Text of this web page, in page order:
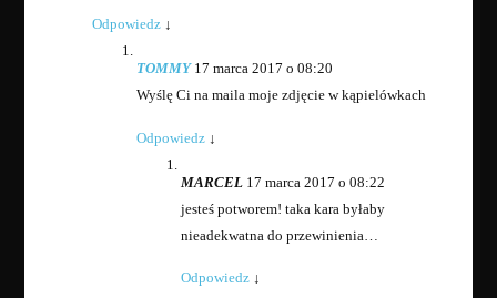
Odpowiedz ↓
TOMMY 17 marca 2017 o 08:20
Wyślę Ci na maila moje zdjęcie w kąpielówkach
Odpowiedz ↓
MARCEL 17 marca 2017 o 08:22
jesteś potworem! taka kara byłaby
nieadekwatna do przewinienia…
Odpowiedz ↓